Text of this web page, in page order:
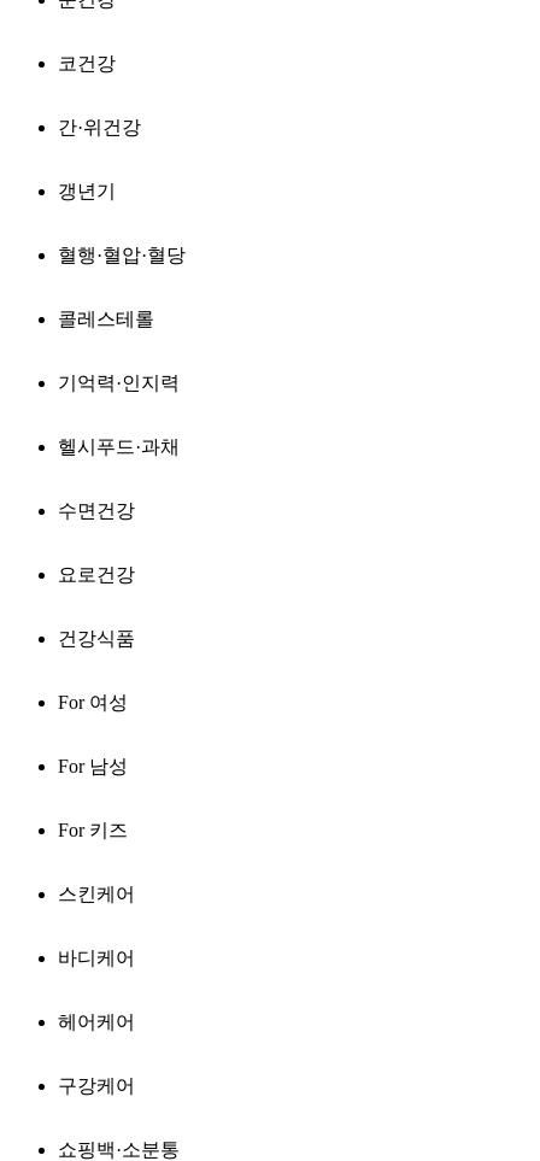
코건강
간·위건강
갱년기
혈행·혈압·혈당
콜레스테롤
기억력·인지력
헬시푸드·과채
수면건강
요로건강
건강식품
For 여성
For 남성
For 키즈
스킨케어
바디케어
헤어케어
구강케어
쇼핑백·소분통